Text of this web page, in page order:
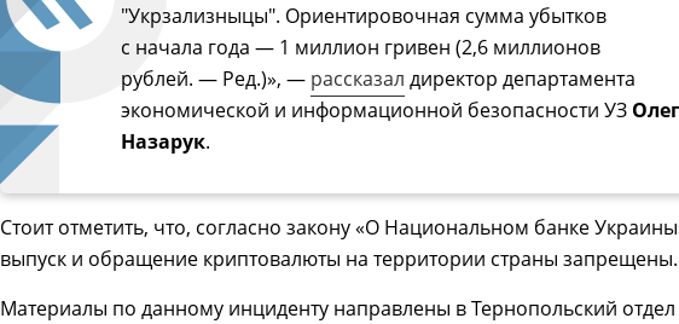
"Укрзализныцы". Ориентировочная сумма убытков
с начала года — 1 миллион гривен (2,6 миллионов
рублей. — Ред.)», — рассказал директор департамента
экономической и информационной безопасности УЗ Олег
Назарук.
Стоит отметить, что, согласно закону «О Национальном банке
выпуск и обращение криптовалюты на территории страны запрещены.
Материалы по данному инциденту направлены в Тернопольский отдел